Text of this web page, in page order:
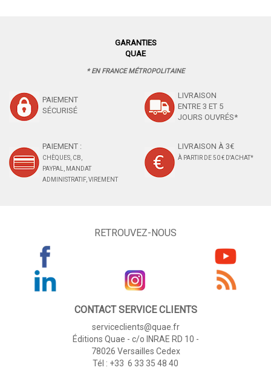
GARANTIES
QUAE
* EN FRANCE MÉTROPOLITAINE
PAIEMENT
SÉCURISÉ
LIVRAISON
ENTRE 3 ET 5
JOURS OUVRÉS*
PAIEMENT :
CHÈQUES, CB,
PAYPAL, MANDAT
ADMINISTRATIF, VIREMENT
LIVRAISON À 3€
À PARTIR DE 50 € D'ACHAT*
RETROUVEZ-NOUS
CONTACT SERVICE CLIENTS
serviceclients@quae.fr
Éditions Quae - c/o INRAE RD 10 -
78026 Versailles Cedex
Tél : +33 6 33 35 48 40